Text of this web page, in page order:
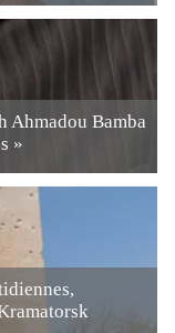
Ahmadou Bamba
»